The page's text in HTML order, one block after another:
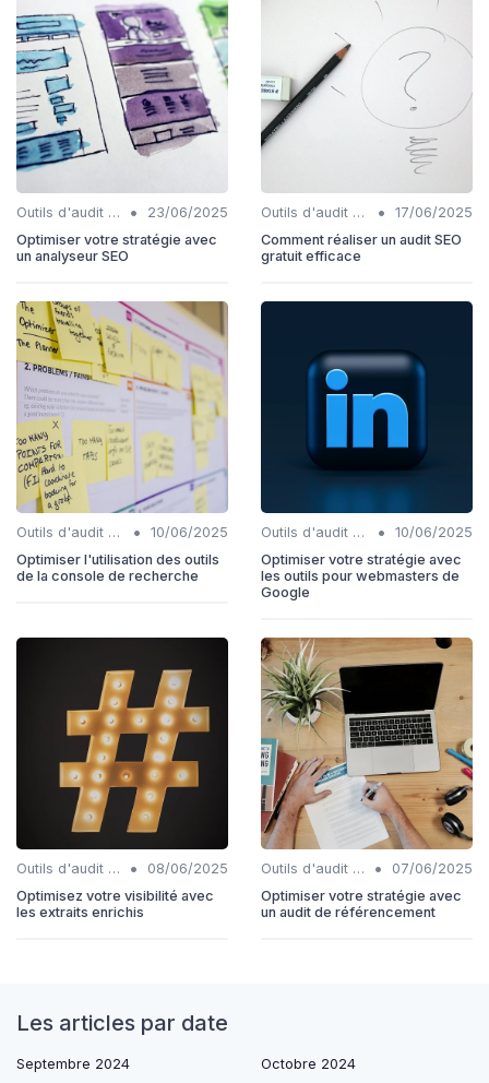
Outils d'audit technique SEO •
23/06/2025
Optimiser votre stratégie avec
un analyseur SEO
Outils d'audit technique SEO •
17/06/2025
Comment réaliser un audit SEO
gratuit efficace
Outils d'audit technique SEO •
10/06/2025
Optimiser l'utilisation des outils
de la console de recherche
Outils d'audit technique SEO •
10/06/2025
Optimiser votre stratégie avec
les outils pour webmasters de
Google
Outils d'audit technique SEO •
08/06/2025
Optimisez votre visibilité avec
les extraits enrichis
Outils d'audit technique SEO •
07/06/2025
Optimiser votre stratégie avec
un audit de référencement
Les articles par date
Septembre 2024
Octobre 2024